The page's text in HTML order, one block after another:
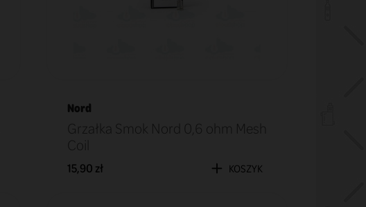
Nord
Grzałka Smok Nord 0,6 ohm Mesh
Coil
15,90 zł KOSZYK